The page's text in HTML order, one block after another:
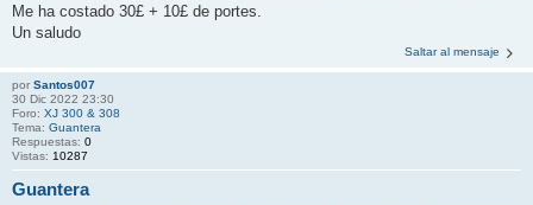
Me ha costado 30£ + 10£ de portes.
Un saludo
Saltar al mensaje
por Santos007
30 Dic 2022 23:30
Foro: XJ 300 & 308
Tema: Guantera
Respuestas: 0
Vistas: 10287
Guantera